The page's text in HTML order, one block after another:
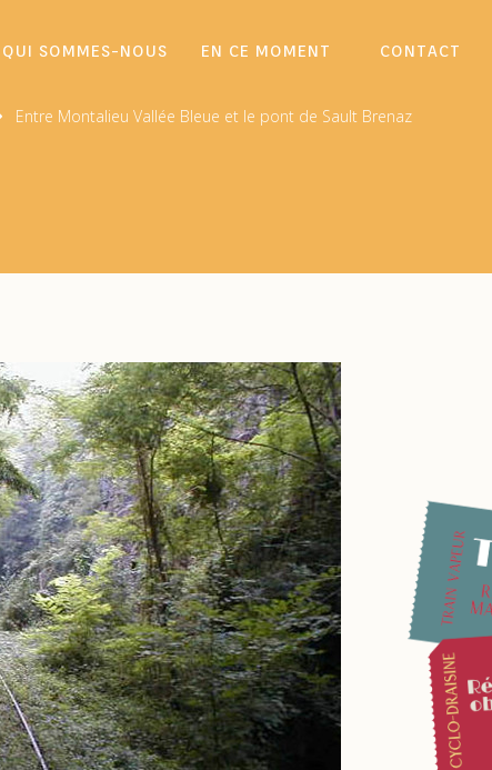
QUI SOMMES-NOUS EN CE MOMENT CONTACT
Entre Montalieu Vallée Bleue et le pont de Sault Brenaz